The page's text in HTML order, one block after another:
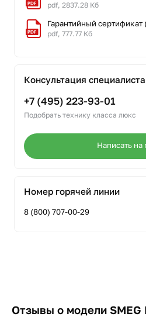
pdf, 2837.28 Кб
Гарантийный сертификат
pdf, 777.77 Кб
Консультация специалиста
+7 (495) 223-93-01
Подобрать технику класса люкс
Написать на
Номер горячей линии
8 (800) 707-00-29
Отзывы о модели SMEG